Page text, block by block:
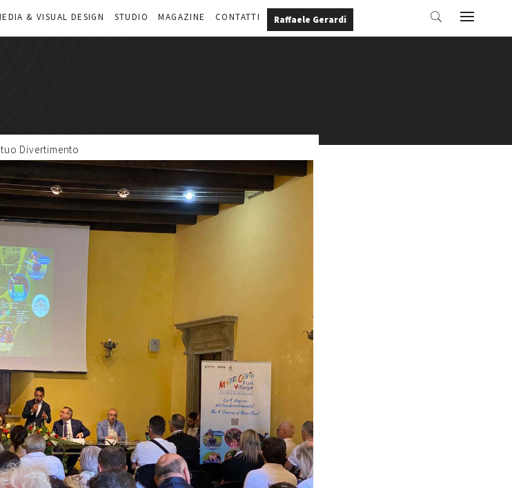
& VISUAL DESIGN STUDIO MAGAZINE CONTATTI Raffaele Gerardi
Divertimento